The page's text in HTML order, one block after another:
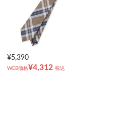
¥5,390
WEB価格¥4,312 税込